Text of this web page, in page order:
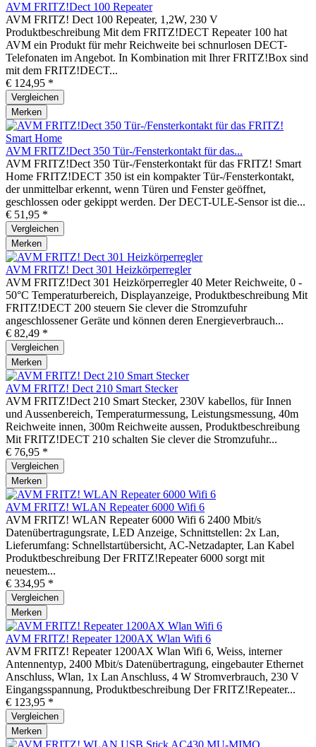
AVM FRITZ!Dect 100 Repeater
AVM FRITZ! Dect 100 Repeater, 1,2W, 230 V
Produktbeschreibung Mit dem FRITZ!DECT Repeater 100 hat
AVM ein Produkt für mehr Reichweite bei schnurlosen DECT-
Telefonaten im Angebot. In Kombination mit Ihrer FRITZ!Box sind
mit dem FRITZ!DECT...
€ 124,95 *
Vergleichen
Merken
AVM FRITZ!Dect 350 Tür-/Fensterkontakt für das...
AVM FRITZ!Dect 350 Tür-/Fensterkontakt für das FRITZ! Smart
Home FRITZ!DECT 350 ist ein kompakter Tür-/Fensterkontakt,
der unmittelbar erkennt, wenn Türen und Fenster geöffnet,
geschlossen oder gekippt werden. Der DECT-ULE-Sensor ist die...
€ 51,95 *
Vergleichen
Merken
AVM FRITZ! Dect 301 Heizkörperregler
AVM FRITZ!Dect 301 Heizkörperregler 40 Meter Reichweite, 0 -
50°C Temperaturbereich, Displayanzeige, Produktbeschreibung Mit
FRITZ!DECT 200 steuern Sie clever die Stromzufuhr
angeschlossener Geräte und können deren Energieverbrauch...
€ 82,49 *
Vergleichen
Merken
AVM FRITZ! Dect 210 Smart Stecker
AVM FRITZ!Dect 210 Smart Stecker, 230V kabellos, für Innen
und Aussenbereich, Temperaturmessung, Leistungsmessung, 40m
Reichweite innen, 300m Reichweite aussen, Produktbeschreibung
Mit FRITZ!DECT 210 schalten Sie clever die Stromzufuhr...
€ 76,95 *
Vergleichen
Merken
AVM FRITZ! WLAN Repeater 6000 Wifi 6
AVM FRITZ! WLAN Repeater 6000 Wifi 6 2400 Mbit/s
Datenübertragungsrate, LED Anzeige, Schnittstellen: 2x Lan,
Lieferumfang: Schnellstartübersicht, AC-Netzadapter, Lan Kabel
Produktbeschreibung Der FRITZ!Repeater 6000 sorgt mit
neuestem...
€ 334,95 *
Vergleichen
Merken
AVM FRITZ! Repeater 1200AX Wlan Wifi 6
AVM FRITZ! Repeater 1200AX Wlan Wifi 6, Weiss, interner
Antennentyp, 2400 Mbit/s Datenübertragung, eingebauter Ethernet
Anschluss, Wlan, 1x Lan Anschluss, 4 W Stromverbrauch, 230 V
Eingangsspannung, Produktbeschreibung Der FRITZ!Repeater...
€ 123,95 *
Vergleichen
Merken